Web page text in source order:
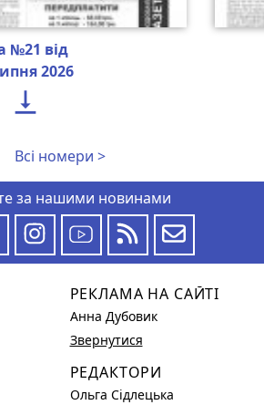
№21 від
2026

Всі номери >
за нашими новинами
РЕКЛАМА НА САЙТІ
Анна Дубовик
Звернутися
РЕДАКТОРИ
Ольга Сідлецька